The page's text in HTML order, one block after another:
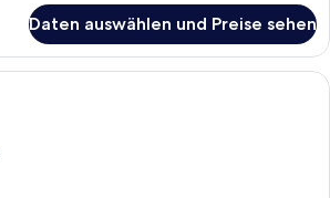
Daten auswählen und Preise sehen
Ein Hotelzimmer mit einem großen